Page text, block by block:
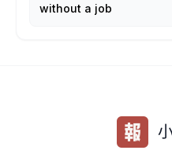
without a job